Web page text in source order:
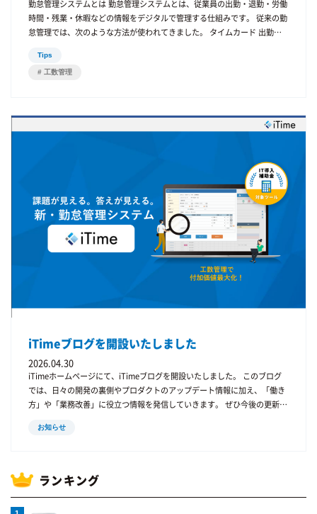
化による業務改善を検討してみてはいかがでしょうか。
勤怠管理システムとは 勤怠管理システムとは、従業員の出勤・退勤・労働
時間・残業・休暇などの情報をデジタルで管理する仕組みです。 従来の勤
怠管理では、次のような方法が使われてきました。 タイムカード 出勤簿
の方法では管理が難しくなっています。そのため現在は、クラウド型の勤
怠管理システムを導入する企業が増えています。 勤怠管理システムが必要
の適正な管理が求められています。 例えば 残業時間の把握 長時間労働の
防止 有給休暇の管理 これらを正確に管理するためには、勤怠管理システ
ることで、これらの作業を自動化できます。 テレワーク対応 近年はテレ
ワークやリモートワークが増えています。 そのため 出退勤の記録 勤務状
況の把握 をオンラインで管理できるシステムが必要になっています。 勤
怠管理システムの主な機能 勤怠管理システムには、さまざまな機能があり
リスクの低減 残業時間の把握や労働時間の管理が正確になり、労務リスク
を減らすことができます。 データ活用 勤怠データを分析することで 働き
方の改善 人員配置の見直し につながります。 勤怠管理システムの選び方
勤怠管理システムを選ぶ際には、いくつかのポイントがあります。 クラウ
ド型かどうか 現在はクラウド型システムが主流です。 クラウド型は 導入
との連携 給与システムや人事システムと連携できるかも重要です。 工数
法です。 勤怠管理と工数管理を一体化するメリット 勤怠管理だけでは、
業務の内容までは見えません。 例えば 勤務時間８時間 その中で どの業務
に時間を使ったのかどのプロジェクトに時間を使ったのかは分かりませ
Tips
工数管理
iTimeブログを開設いたしました
2026.04.30
iTimeホームページにて、iTimeブログを開設いたしました。 このブログ
では、日々の開発の裏側やプロダクトのアップデート情報に加え、「働き
方」や「業務改善」に役立つ情報を発信していきます。 ぜひ今後の更新も
お知らせ
ランキング